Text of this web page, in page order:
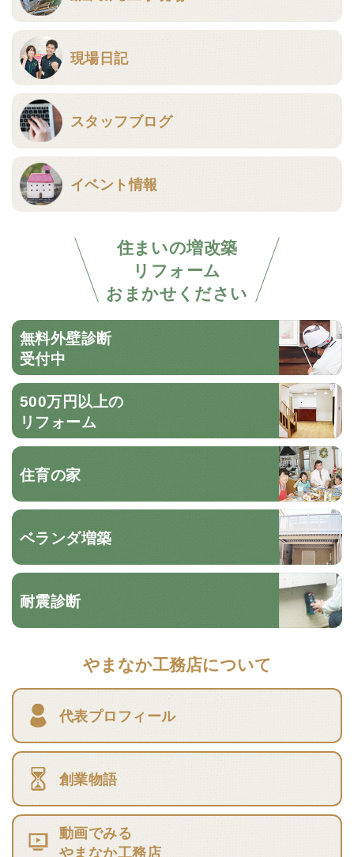
現場日記
スタッフブログ
イベント情報
住まいの増改築
リフォーム
おまかせください
無料外壁診断
受付中
500万円以上の
リフォーム
住育の家
ベランダ増築
耐震診断
やまなか工務店について
代表プロフィール
創業物語
動画でみる
やまなか工務店